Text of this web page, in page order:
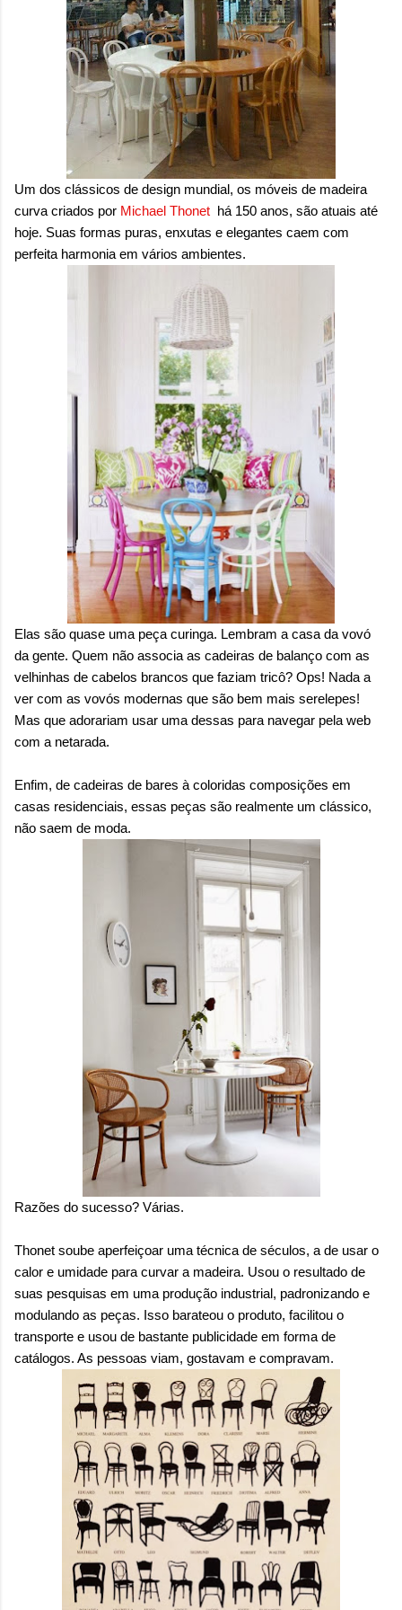
onde queremos envelhecer? A resposta da
maioria das p...
Um dos clássicos de design mundial, os móveis de madeira
curva criados por Michael Thonet há 150 anos, são atuais até
hoje. Suas formas puras, enxutas e elegantes caem com
perfeita harmonia em vários ambientes.
Elas são quase uma peça curinga. Lembram a casa da vovó
da gente. Quem não associa as cadeiras de balanço com as
velhinhas de cabelos brancos que faziam tricô? Ops! Nada a
ver com as vovós modernas que são bem mais serelepes!
Mas que adorariam usar uma dessas para navegar pela web
com a netarada.
Enfim, de cadeiras de bares à coloridas composições em
casas residenciais, essas peças são realmente um clássico,
não saem de moda.
Razões do sucesso? Várias.
Thonet soube aperfeiçoar uma técnica de séculos, a de usar o
calor e umidade para curvar a madeira. Usou o resultado de
suas pesquisas em uma produção industrial, padronizando e
modulando as peças. Isso barateou o produto, facilitou o
transporte e usou de bastante publicidade em forma de
catálogos. As pessoas viam, gostavam e compravam.